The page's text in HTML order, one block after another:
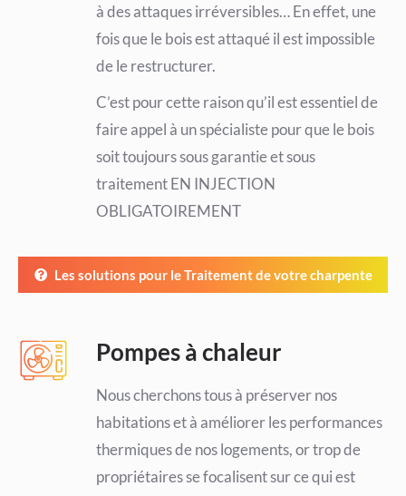
à des attaques irréversibles… En effet, une
fois que le bois est attaqué il est impossible
de le restructurer.
C’est pour cette raison qu’il est essentiel de
faire appel à un spécialiste pour que le bois
soit toujours sous garantie et sous
traitement EN INJECTION
OBLIGATOIREMENT
Les solutions pour le Traitement de votre charpente
Pompes à chaleur
Nous cherchons tous à préserver nos
habitations et à améliorer les performances
thermiques de nos logements, or trop de
propriétaires se focalisent sur ce qui est